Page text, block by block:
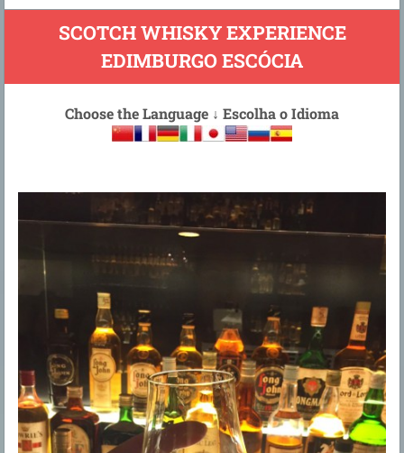
SCOTCH WHISKY EXPERIENCE
EDIMBURGO ESCÓCIA
Choose the Language ↓ Escolha o Idioma